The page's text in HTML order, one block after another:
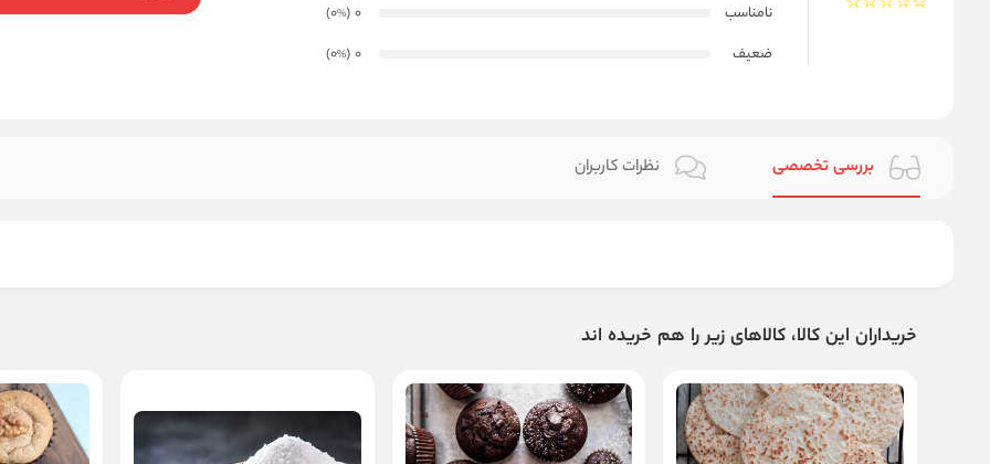
نامناسب
0
(0
%
)
ضعیف
0
(0
%
)
بررسی تخصصی نظرات کاربران
خریداران این کالا، کالاهای زیر را هم خریده اند